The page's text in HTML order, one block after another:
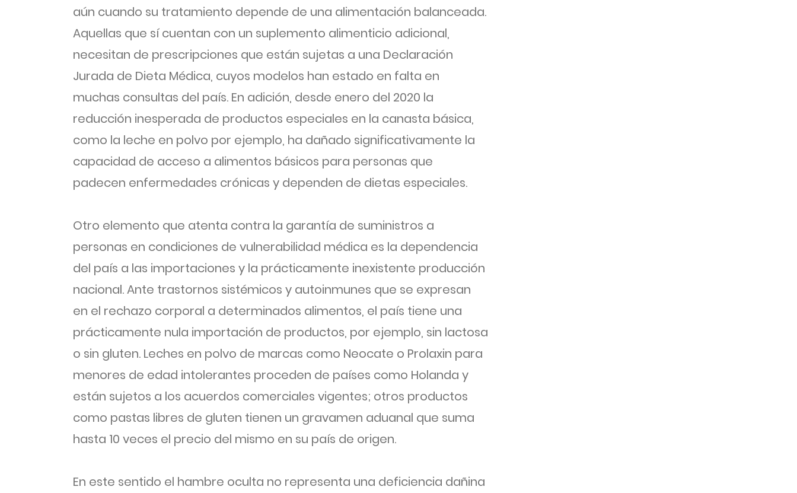
aún cuando su tratamiento depende de una alimentación balanceada.
Aquellas que sí cuentan con un suplemento alimenticio adicional,
necesitan de prescripciones que están sujetas a una Declaración
Jurada de Dieta Médica, cuyos modelos han estado en falta en
muchas consultas del país. En adición, desde enero del 2020 la
reducción inesperada de productos especiales en la canasta básica,
como la leche en polvo por ejemplo, ha dañado significativamente la
capacidad de acceso a alimentos básicos para personas que
padecen enfermedades crónicas y dependen de dietas especiales.
Otro elemento que atenta contra la garantía de suministros a
personas en condiciones de vulnerabilidad médica es la dependencia
del país a las importaciones y la prácticamente inexistente producción
nacional. Ante trastornos sistémicos y autoinmunes que se expresan
en el rechazo corporal a determinados alimentos, el país tiene una
prácticamente nula importación de productos, por ejemplo, sin lactosa
o sin gluten. Leches en polvo de marcas como Neocate o Prolaxin para
menores de edad intolerantes proceden de países como Holanda y
están sujetos a los acuerdos comerciales vigentes; otros productos
como pastas libres de gluten tienen un gravamen aduanal que suma
hasta 10 veces el precio del mismo en su país de origen.
En este sentido el hambre oculta no representa una deficiencia dañina